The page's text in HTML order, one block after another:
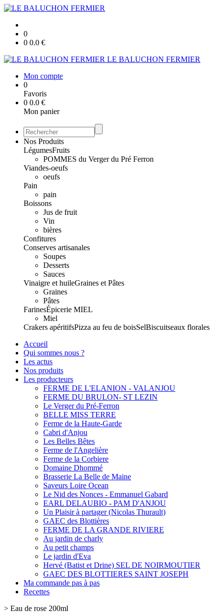
0
0 0.0 €
LE BALUCHON FERMIER
Mon compte
0
Favoris
0 0.0 €
Mon panier
Nos Produits
LégumesFruits
POMMES du Verger du Pré Ferron
Viandes-oeufs
oeufs
Pain
pain
Boissons
Jus de fruit
Vin
bières
Confitures
Conserves artisanales
Soupes
Desserts
Sauces
Vinaigre et huileGraines et Pâtes
Graines
Pâtes
FarinesÉpicerie MIEL
Miel
Crakers apéritifsPizza au feu de boisSelBiscuitseaux florales
Accueil
Qui sommes nous ?
Les actus
Nos produits
Les producteurs
FERME DE L'ELANION - VALANJOU
FERME DU BRULON- ST LEZIN
Le Verger du Pré-Ferron
BELLE MISS TERRE
Ferme de la Haute-Garde
Cabri d'Anjou
Les Belles Bêtes
Ferme de l'Angelière
Ferme de la Corbiere
Domaine Dhommé
Brasserie La Belle de Maine
Saveurs Loire Ocean
Le Nid des Nonces - Emmanuel Gabard
EARL DELAUBIO - PAM D'ANJOU
Un Plaisir à partager (Nicolas Thurault)
GAEC des Blottières
FERME DE LA GRANDE RIVIERE
Au jardin de charly
Au petit champs
Le jardin d'Eva
Hervé (Batist et Drine) SEL DE NOIRMOUTIER
GAEC DES BLOTTIERES SAINT JOSEPH
Ma commande pas à pas
Recettes
> Eau de rose 200ml